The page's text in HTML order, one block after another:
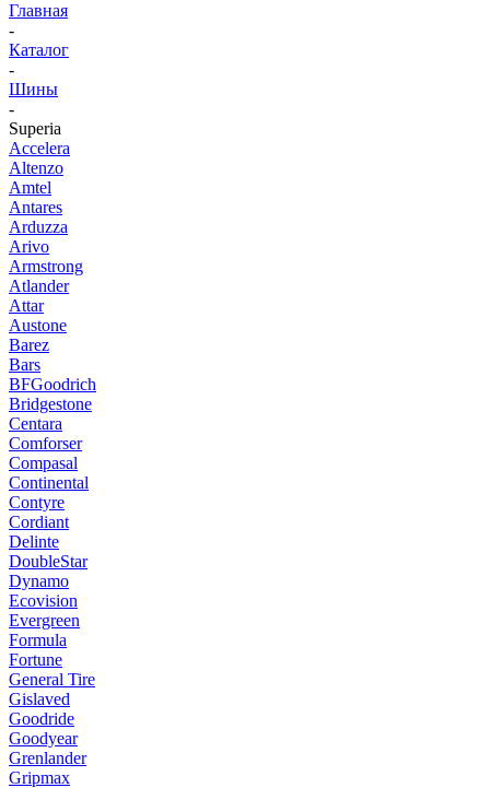
Главная
-
Каталог
-
Шины
-
Superia
Accelera
Altenzo
Amtel
Antares
Arduzza
Arivo
Armstrong
Atlander
Attar
Austone
Barez
Bars
BFGoodrich
Bridgestone
Centara
Comforser
Compasal
Continental
Contyre
Cordiant
Delinte
DoubleStar
Dynamo
Ecovision
Evergreen
Formula
Fortune
General Tire
Gislaved
Goodride
Goodyear
Grenlander
Gripmax